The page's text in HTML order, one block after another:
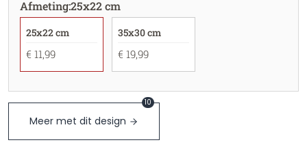
Afmeting:25x22 cm
25x22 cm
€ 11,99
35x30 cm
€ 19,99
Meer met dit design
10